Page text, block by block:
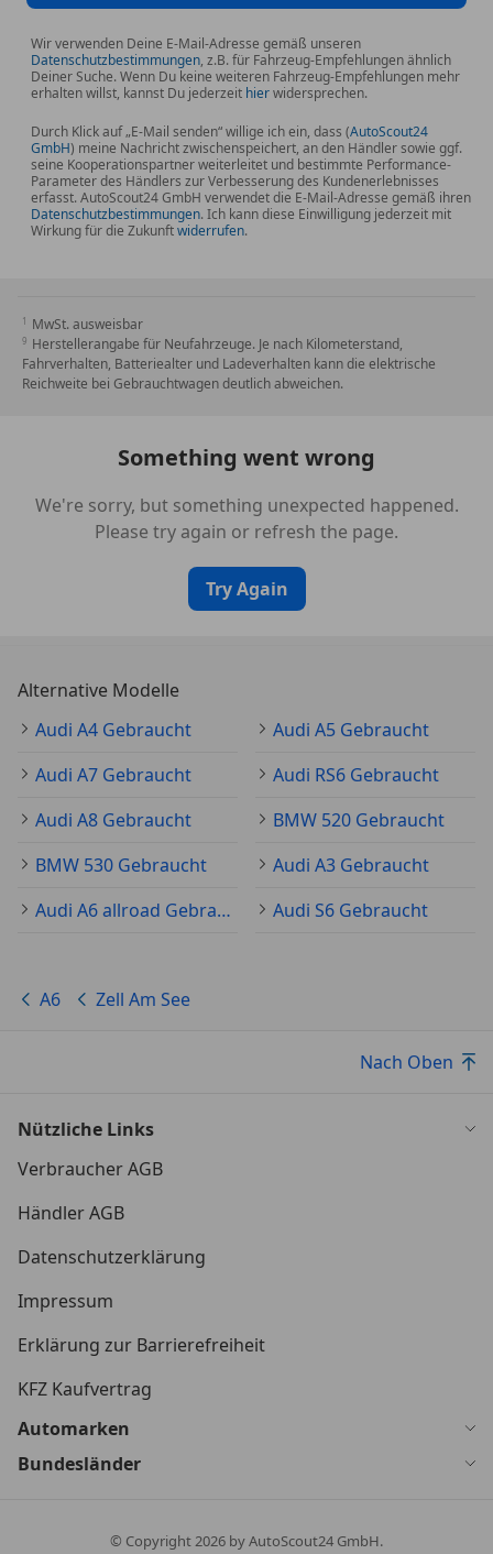
Wir verwenden Deine E-Mail-Adresse gemäß unseren
Datenschutzbestimmungen, z.B. für Fahrzeug-Empfehlungen ähnlich
Deiner Suche. Wenn Du keine weiteren Fahrzeug-Empfehlungen mehr
erhalten willst, kannst Du jederzeit hierwidersprechen.
Durch Klick auf „E-Mail senden“ willige ich ein, dass (AutoScout24
GmbH) meine Nachricht zwischenspeichert, an den Händler sowie ggf.
seine Kooperationspartner weiterleitet und bestimmte Performance-
Parameter des Händlers zur Verbesserung des Kundenerlebnisses
erfasst. AutoScout24 GmbH verwendet die E-Mail-Adresse gemäß ihren
Datenschutzbestimmungen. Ich kann diese Einwilligung jederzeit mit
Wirkung für die Zukunftwiderrufen.
MwSt. ausweisbar
Herstellerangabe für Neufahrzeuge. Je nach Kilometerstand,
Fahrverhalten, Batteriealter und Ladeverhalten kann die elektrische
Reichweite bei Gebrauchtwagen deutlich abweichen.
Something went wrong
We're sorry, but something unexpected happened.
Please try again or refresh the page.
Try Again
Alternative Modelle
Audi A4 Gebraucht
Audi A5 Gebraucht
Audi A7 Gebraucht
Audi RS6 Gebraucht
Audi A8 Gebraucht
BMW 520 Gebraucht
BMW 530 Gebraucht
Audi A3 Gebraucht
Audi A6 allroad Gebraucht
Audi S6 Gebraucht
A6 Zell Am See
Nach Oben
Nützliche Links
Verbraucher AGB
Händler AGB
Datenschutzerklärung
Impressum
Erklärung zur Barrierefreiheit
KFZ Kaufvertrag
Automarken
Bundesländer
© Copyright2026 by AutoScout24 GmbH.